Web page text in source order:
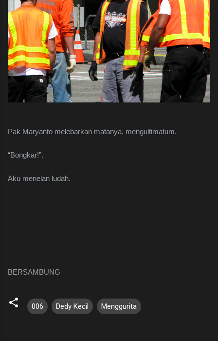
Pak Maryanto melebarkan matanya, mengultimatum.
“Bongkar!”.
Aku menelan ludah.
BERSAMBUNG
006 Dedy Kecil Menggurita